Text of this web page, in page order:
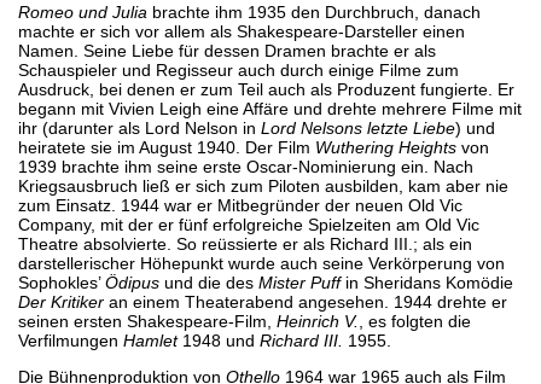
Romeo und Julia brachte ihm 1935 den Durchbruch, danach
machte er sich vor allem als Shakespeare-Darsteller einen
Namen. Seine Liebe für dessen Dramen brachte er als
Schauspieler und Regisseur auch durch einige Filme zum
Ausdruck, bei denen er zum Teil auch als Produzent fungierte. Er
begann mit Vivien Leigh eine Affäre und drehte mehrere Filme mit
ihr (darunter als Lord Nelson in Lord Nelsons letzte Liebe) und
heiratete sie im August 1940. Der Film Wuthering Heights von
1939 brachte ihm seine erste Oscar-Nominierung ein. Nach
Kriegsausbruch ließ er sich zum Piloten ausbilden, kam aber nie
zum Einsatz. 1944 war er Mitbegründer der neuen Old Vic
Company, mit der er fünf erfolgreiche Spielzeiten am Old Vic
Theatre absolvierte. So reüssierte er als Richard III.; als ein
darstellerischer Höhepunkt wurde auch seine Verkörperung von
Sophokles’Ödipus und die des Mister Puffin Sheridans Komödie
Der Kritiker an einem Theaterabend angesehen. 1944 drehte er
seinen ersten Shakespeare-Film, Heinrich V. , es folgten die
Verfilmungen Hamlet1948 und Richard III. 1955.
Die Bühnenproduktion von Othello 1964 war 1965 auch als Film